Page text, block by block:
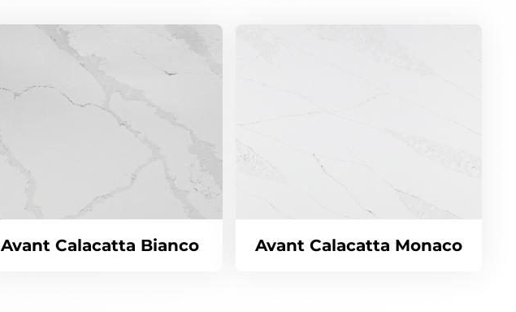
Avant Calacatta Bianco Avant Calacatta Monaco